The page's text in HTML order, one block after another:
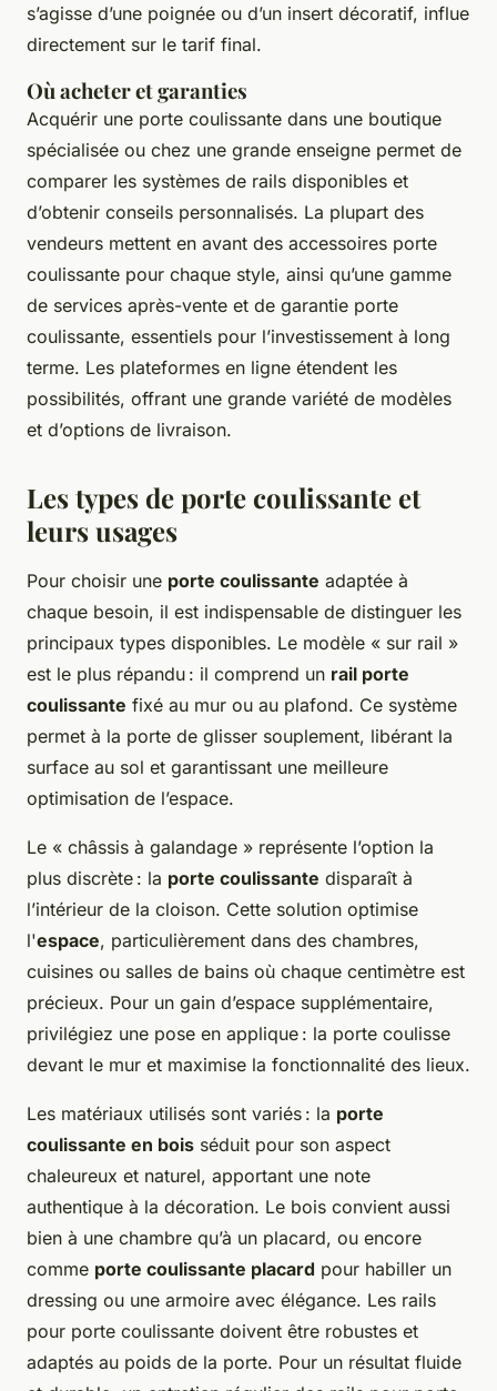
s’agisse d’une poignée ou d’un insert décoratif, influe
directement sur le tarif final.
Où acheter et garanties
Acquérir une porte coulissante dans une boutique
spécialisée ou chez une grande enseigne permet de
comparer les systèmes de rails disponibles et
d’obtenir conseils personnalisés. La plupart des
vendeurs mettent en avant des accessoires porte
coulissante pour chaque style, ainsi qu’une gamme
de services après-vente et de garantie porte
coulissante, essentiels pour l’investissement à long
terme. Les plateformes en ligne étendent les
possibilités, offrant une grande variété de modèles
et d’options de livraison.
Les types deporte coulissante et
leurs usages
Pour choisir une porte coulissante adaptée à
chaque besoin, il est indispensable de distinguer les
principaux types disponibles. Le modèle « sur rail »
est le plus répandu : il comprend un rail porte
coulissante fixé au mur ou au plafond. Ce système
permet à la porte de glisser souplement, libérant la
surface au sol et garantissant une meilleure
optimisation de l’espace.
Le « châssis à galandage » représente l’option la
plus discrète : la porte coulissante disparaît à
l’intérieur de la cloison. Cette solution optimise
l'espace, particulièrement dans des chambres,
cuisines ou salles de bains où chaque centimètre est
précieux. Pour un gain d’espace supplémentaire,
privilégiez une pose en applique : la porte coulisse
devant le mur et maximise la fonctionnalité des lieux.
Les matériaux utilisés sont variés : la porte
coulissante en bois séduit pour son aspect
chaleureux et naturel, apportant une note
authentique à la décoration. Le bois convient aussi
bien à une chambre qu’à un placard, ou encore
comme porte coulissante placard pour habiller un
dressing ou une armoire avec élégance. Les rails
pour porte coulissante doivent être robustes et
adaptés au poids de la porte. Pour un résultat fluide